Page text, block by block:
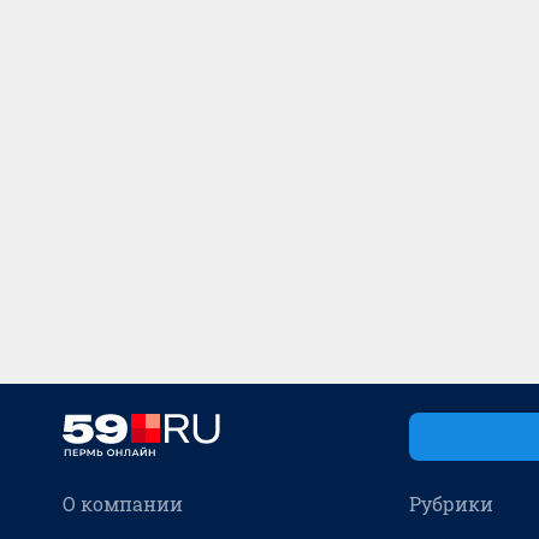
О компании Рубрики